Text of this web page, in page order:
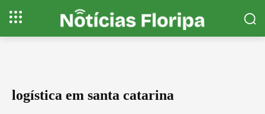
logística em santa catarina